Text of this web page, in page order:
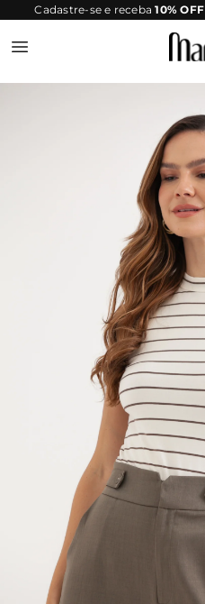
SITE
SEGURO
Cadastre-se e receba10% OFF